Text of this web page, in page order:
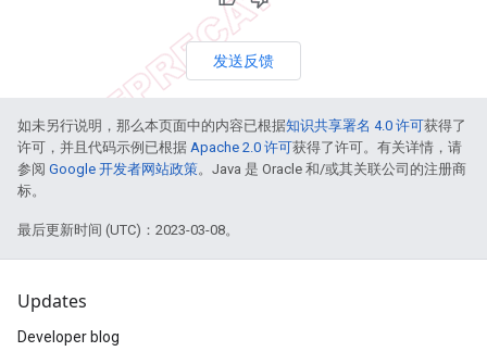
发送反馈
如未另行说明，那么本页面中的内容已根据知识共享署名 4.0 许可获得了
许可，并且代码示例已根据 Apache 2.0 许可获得了许可。有关详情，请
参阅 Google 开发者网站政策。Java 是 Oracle 和/或其关联公司的注册商
标。
最后更新时间 (UTC)：2023-03-08。
Updates
Developer blog